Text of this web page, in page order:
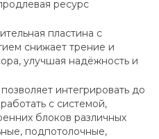
ресурс
пластина с
снижает трение и
улучшая надёжность и
интегрировать до
с системой,
блоков различных
подпотолочные,